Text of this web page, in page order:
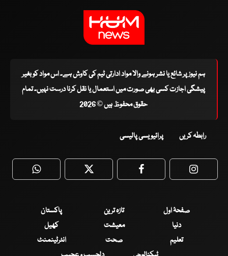
ہم نیوز پر شائع یا نشر ہونے والا مواد ادارتی ٹیم کی کاوش ہے۔ اس مواد کو بغیر
پیشگی اجازت کسی بھی صورت میں استعمال یا نقل کرنا درست نہیں۔ تمام
حقوق محفوظ ہیں © 2026
رابطہ کریں پرائیویسی پالیسی
WhatsApp Twitter Facebook
صفحۂ اول تازہ ترین
پاکستان
دنیا
معیشت
کھیل
تعلیم
صحت
انٹرٹینمنٹ